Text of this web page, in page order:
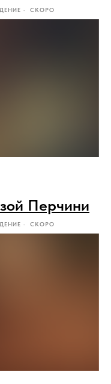
СКОРО
Перчини
СКОРО